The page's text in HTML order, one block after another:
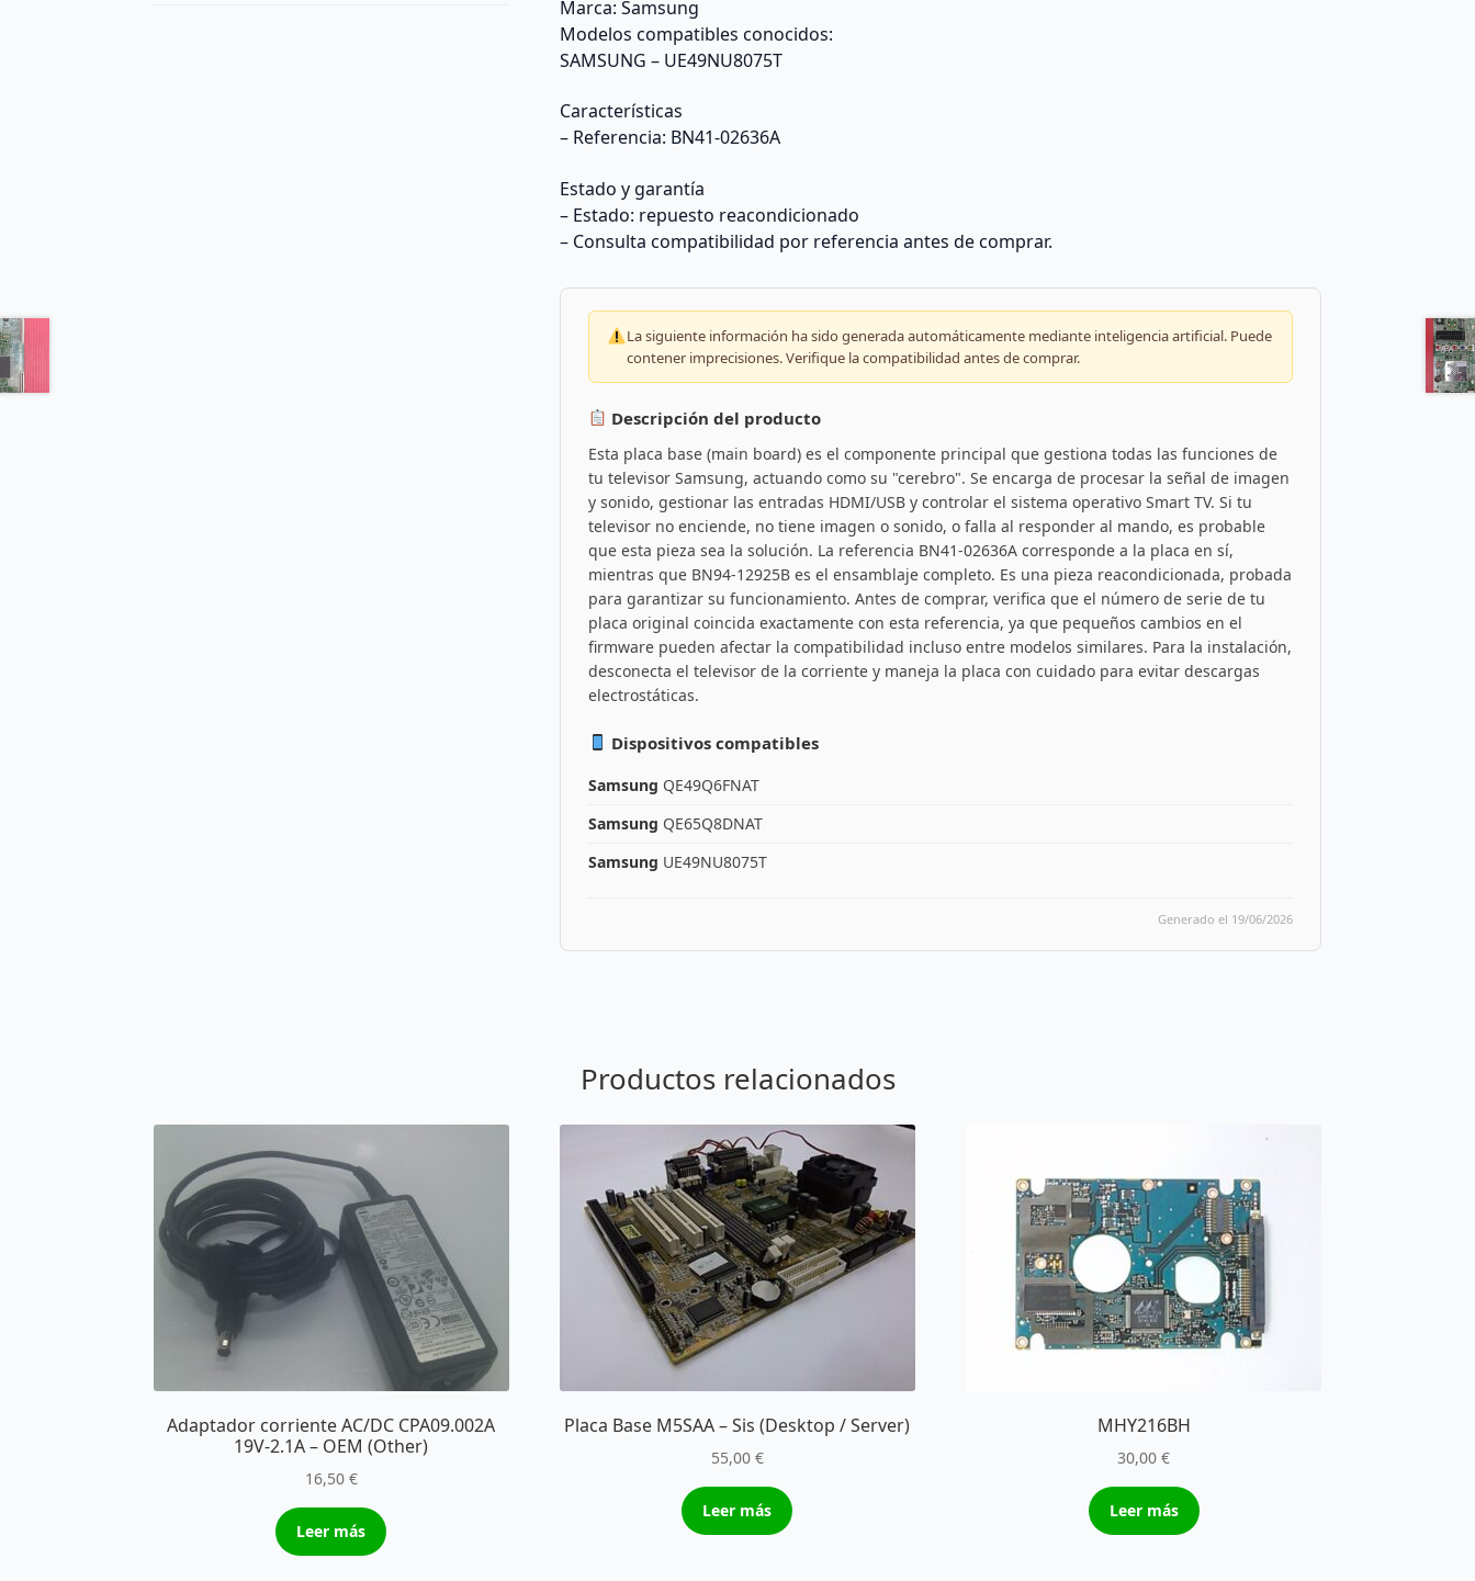
Marca: Samsung
Modelos compatibles conocidos:
SAMSUNG – UE49NU8075T
Características
– Referencia: BN41-02636A
Estado y garantía
– Estado: repuesto reacondicionado
– Consulta compatibilidad por referencia antes de comprar.
La siguiente información ha sido generada automáticamente mediante inteligencia artificial. Puede
contener imprecisiones. Verifique la compatibilidad antes de comprar.
Descripción del producto
Esta placa base (main board) es el componente principal que gestiona todas las funciones de
tu televisor Samsung, actuando como su "cerebro". Se encarga de procesar la señal de imagen
y sonido, gestionar las entradas HDMI/USB y controlar el sistema operativo Smart TV. Si tu
televisor no enciende, no tiene imagen o sonido, o falla al responder al mando, es probable
que esta pieza sea la solución. La referencia BN41-02636A corresponde a la placa en sí,
mientras que BN94-12925B es el ensamblaje completo. Es una pieza reacondicionada, probada
para garantizar su funcionamiento. Antes de comprar, verifica que el número de serie de tu
placa original coincida exactamente con esta referencia, ya que pequeños cambios en el
firmware pueden afectar la compatibilidad incluso entre modelos similares. Para la instalación,
desconecta el televisor de la corriente y maneja la placa con cuidado para evitar descargas
electrostáticas.
Dispositivos compatibles
Samsung QE49Q6FNAT
Samsung QE65Q8DNAT
Samsung UE49NU8075T
Generado el 19/06/2026
Productos relacionados
Adaptador corriente AC/DC CPA09.002A
19V-2.1A – OEM (Other)
16,50 €
Leer más
Placa Base M5SAA – Sis (Desktop / Server)
55,00 €
Leer más
MHY216BH
30,00€
Leer más